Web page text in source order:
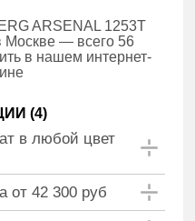
ARSENAL 1253Т
Москве — всего 56
в нашем интернет-
(4)
в любой цвет
от 42 300 руб